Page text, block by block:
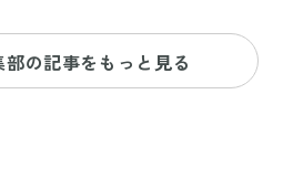
の記事をもっと見る